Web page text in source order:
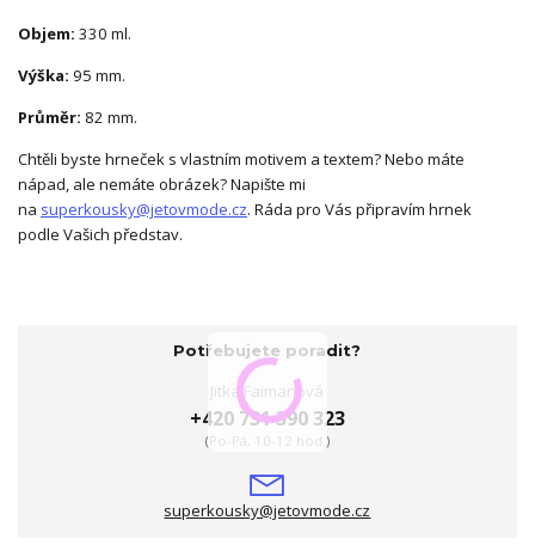
Objem: 330 ml.
Výška: 95 mm.
Průměr: 82 mm.
Chtěli byste hrneček s vlastním motivem a textem? Nebo máte
nápad, ale nemáte obrázek? Napište mi
na superkousky@jetovmode.cz. Ráda pro Vás připravím hrnek
podle Vašich představ.
Potřebujete poradit?
Jitka Faimanová
+420 731 390 323
(Po-Pá, 10-12 hod.)
superkousky@jetovmode.cz